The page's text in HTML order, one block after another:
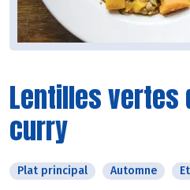
Lentilles vertes
curry
Plat principal Automne